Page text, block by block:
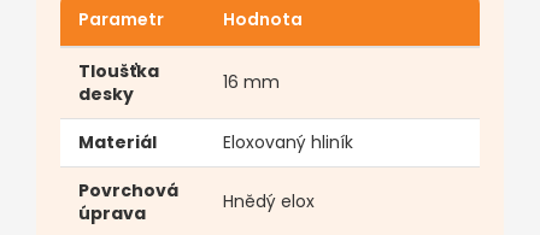
Parametr Hodnota
Tloušťka
desky
16 mm
Materiál
Eloxovaný hliník
Povrchová
úprava
Hnědý elox